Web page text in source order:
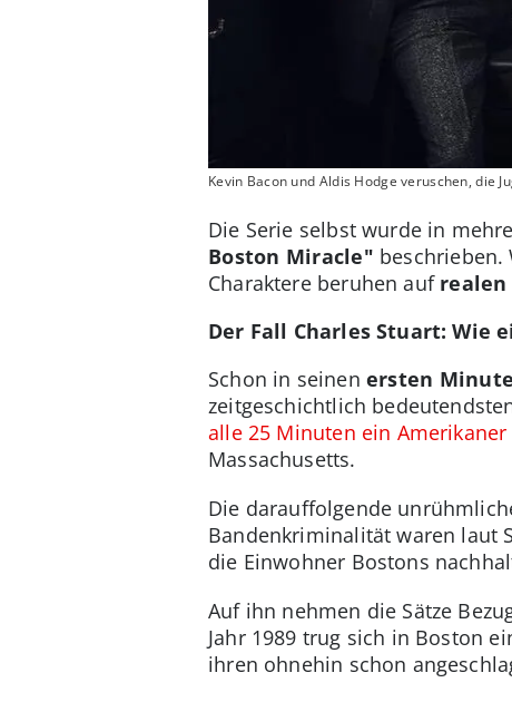
Kevin Bacon und Aldis Hodge veruschen, die
Die Serie selbst wurde in
Boston Miracle" beschrieben.
Charaktere beruhen auf realen
Der Fall Charles Stuart: Wie
Schon in seinen ersten
zeitgeschichtlich
alle 25 Minuten ein
Massachusetts.
Die darauffolgende
Bandenkriminalität waren laut
die Einwohner Bostons
Auf ihn nehmen die Sätze
Jahr 1989 trug sich in Boston
ihren ohnehin schon